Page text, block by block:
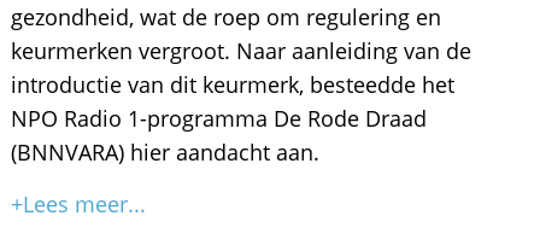
gezondheid, wat de roep om regulering en
keurmerken vergroot. Naar aanleiding van de
introductie van dit keurmerk, besteedde het
NPO Radio 1-programma De Rode Draad
(BNNVARA) hier aandacht aan.
+Lees meer...